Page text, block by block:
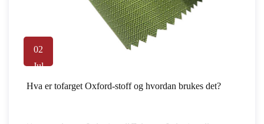
02
Jul
Hva er tofarget Oxford-stoff og hvordan brukes det?